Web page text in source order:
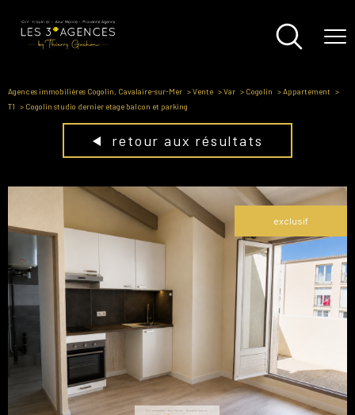
Agences immobilières Cogolin, Cavalaire-sur-Mer Vente Var Cogolin
Appartement
T1
Cogolin studio dernier etage balcon et parking
retour aux résultats
exclusif